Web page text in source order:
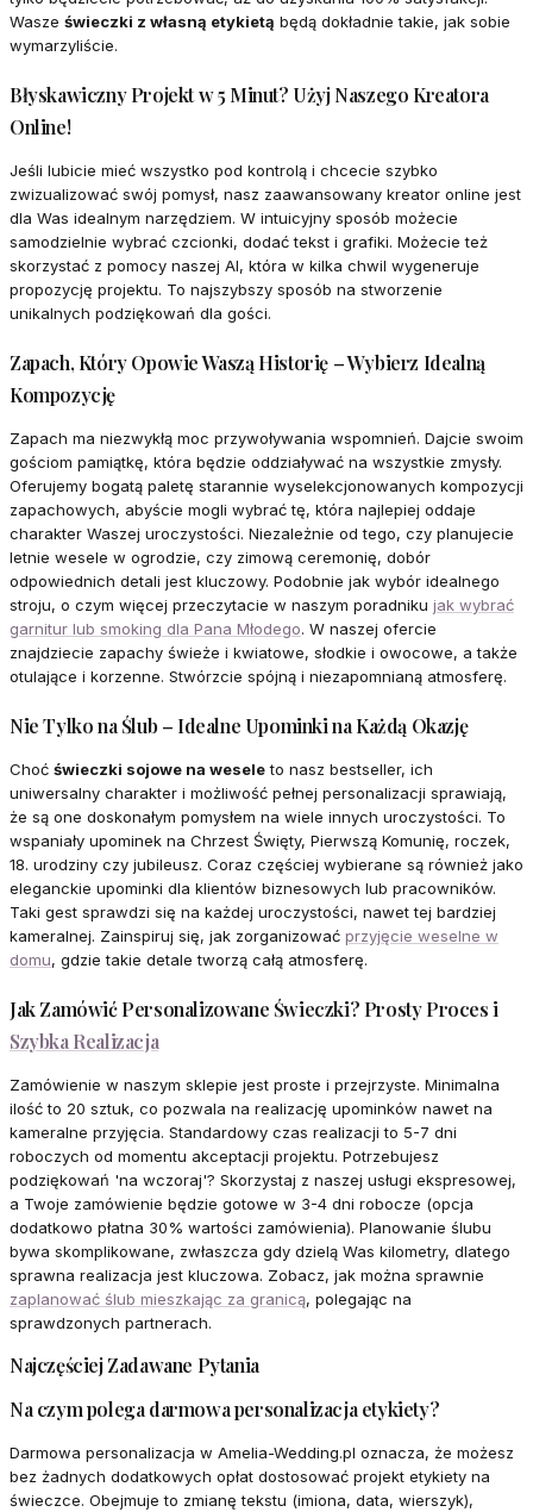
Wasze świeczki z własną etykietą będą dokładnie takie, jak sobie
wymarzyliście.
Błyskawiczny Projekt w 5 Minut? Użyj Naszego Kreatora
Online!
Jeśli lubicie mieć wszystko pod kontrolą i chcecie szybko
zwizualizować swój pomysł, nasz zaawansowany kreator online jest
dla Was idealnym narzędziem. W intuicyjny sposób możecie
samodzielnie wybrać czcionki, dodać tekst i grafiki. Możecie też
skorzystać z pomocy naszej AI, która w kilka chwil wygeneruje
propozycję projektu. To najszybszy sposób na stworzenie
unikalnych podziękowań dla gości.
Zapach, Który Opowie Waszą Historię – Wybierz Idealną
Kompozycję
Zapach ma niezwykłą moc przywoływania wspomnień. Dajcie swoim
gościom pamiątkę, która będzie oddziaływać na wszystkie zmysły.
Oferujemy bogatą paletę starannie wyselekcjonowanych kompozycji
zapachowych, abyście mogli wybrać tę, która najlepiej oddaje
charakter Waszej uroczystości. Niezależnie od tego, czy planujecie
letnie wesele w ogrodzie, czy zimową ceremonię, dobór
odpowiednich detali jest kluczowy. Podobnie jak wybór idealnego
stroju, o czym więcej przeczytacie w naszym poradniku jak wybrać
garnitur lub smoking dla Pana Młodego. W naszej ofercie
znajdziecie zapachy świeże i kwiatowe, słodkie i owocowe, a także
otulające i korzenne. Stwórzcie spójną i niezapomnianą atmosferę.
Nie Tylko na Ślub – Idealne Upominki na Każdą Okazję
Choć świeczki sojowe na weseleto nasz bestseller, ich
uniwersalny charakter i możliwość pełnej personalizacji sprawiają,
że są one doskonałym pomysłem na wiele innych uroczystości. To
wspaniały upominek na Chrzest Święty, Pierwszą Komunię, roczek,
18. urodziny czy jubileusz. Coraz częściej wybierane są również jako
eleganckie upominki dla klientów biznesowych lub pracowników.
Taki gest sprawdzi się na każdej uroczystości, nawet tej bardziej
kameralnej. Zainspiruj się, jak zorganizować przyjęcie weselne w
domu, gdzie takie detale tworzą całą atmosferę.
Jak Zamówić Personalizowane Świeczki? Prosty Proces i
Szybka Realizacja
Zamówienie w naszym sklepie jest proste i przejrzyste. Minimalna
ilość to 20 sztuk, co pozwala na realizację upominków nawet na
kameralne przyjęcia. Standardowy czas realizacji to 5-7 dni
roboczych od momentu akceptacji projektu. Potrzebujesz
podziękowań 'na wczoraj'? Skorzystaj z naszej usługi ekspresowej,
a Twoje zamówienie będzie gotowe w 3-4 dni robocze (opcja
dodatkowo płatna 30% wartości zamówienia). Planowanie ślubu
bywa skomplikowane, zwłaszcza gdy dzielą Was kilometry, dlatego
sprawna realizacja jest kluczowa. Zobacz, jak można sprawnie
zaplanować ślub mieszkając za granicą, polegając na
sprawdzonych partnerach.
Najczęściej Zadawane Pytania
Na czym polega darmowa personalizacja etykiety?
Darmowa personalizacja w Amelia-Wedding.pl oznacza, że możesz
bez żadnych dodatkowych opłat dostosować projekt etykiety na
świeczce. Obejmuje to zmianę tekstu (imiona, data, wierszyk),